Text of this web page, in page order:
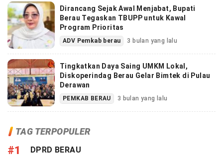
Dirancang Sejak Awal Menjabat, Bupati
Berau Tegaskan TBUPP untuk Kawal
Program Prioritas
ADV Pemkab berau 3 bulan yang lalu
Tingkatkan Daya Saing UMKM Lokal,
Diskoperindag Berau Gelar Bimtek di Pulau
Derawan
PEMKAB BERAU 3 bulan yang lalu
TAG TERPOPULER
#1 DPRD BERAU